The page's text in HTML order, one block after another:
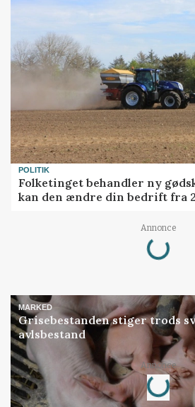
POLITIK
Folketinget behandler ny
kan den ændre din bedrift fra
Annonce
Loading...
MARKED
Grisebestanden stiger trods
avlsbestand
Annonce
Loading...